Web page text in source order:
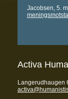
Jacobsen, 5.
Activa
Langerudhaugen